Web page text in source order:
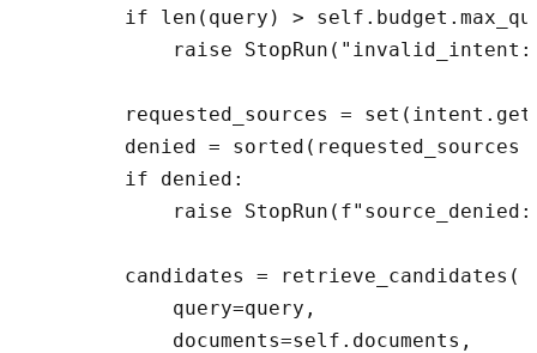
if len(query) >
raise
requested_sources =
denied = sorted(requested_sources
        if denied:
raise
        candidates = retrieve_candidates(
            query=query,
            documents=self.documents,